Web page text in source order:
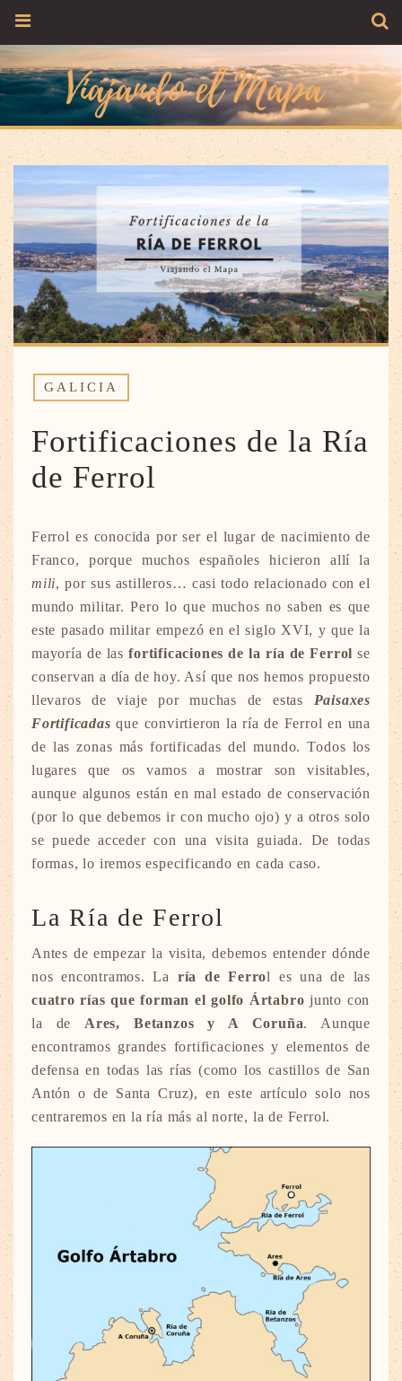
GALICIA
Fortificaciones de la Ría
de Ferrol
Ferrol es conocida por ser el lugar de nacimiento de
Franco, porque muchos españoles hicieron allí la
mili, por sus astilleros… casi todo relacionado con el
mundo militar. Pero lo que muchos no saben es que
este pasado militar empezó en el siglo XVI, y que la
mayoría de lasfortificaciones de la ría de Ferrol se
conservan a día de hoy. Así que nos hemos propuesto
llevaros de viaje por muchas de estas Paisaxes
Fortificadas que convirtieron la ría de Ferrol en una
de las zonas más fortificadas del mundo. Todos los
lugares que os vamos a mostrar son visitables,
aunque algunos están en mal estado de conservación
(por lo que debemos ir con mucho ojo) y a otros solo
se puede acceder con una visita guiada. De todas
formas, lo iremos especificando en cada caso.
La Ría de Ferrol
Antes de empezar la visita, debemos entender dónde
nos encontramos. La ría de Ferrol es una de las
cuatro rías que forman el golfo Ártabro junto con
la deAres, Betanzos y A Coruña. Aunque
encontramos grandes fortificaciones y elementos de
defensa en todas las rías (como los castillos de San
Antón o de Santa Cruz), en este artículo solo nos
centraremos en la ría más al norte, la de Ferrol.